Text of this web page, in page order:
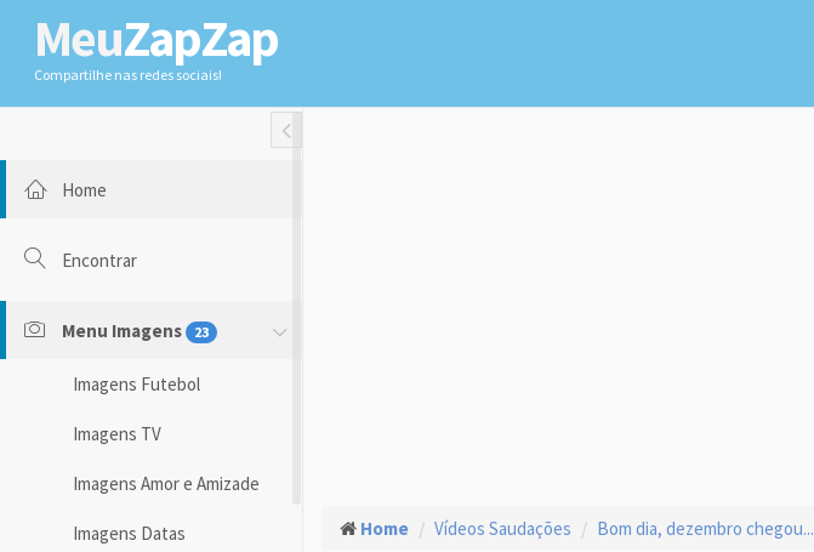
MeuZapZap
Compartilhe nas redes sociais!
Toggle Fullwidth
Home
Encontrar
Menu Imagens 23
Imagens Futebol
Imagens TV
Imagens Amor e Amizade
Imagens Datas Home Vídeos Saudações Bom dia, dezembro chegou...